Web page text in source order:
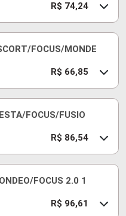
R$ 74,24
FOCUS/MONDE
R$ 66,85
FOCUS/FUSIO
R$ 86,54
FOCUS 2.0 1
R$ 96,61